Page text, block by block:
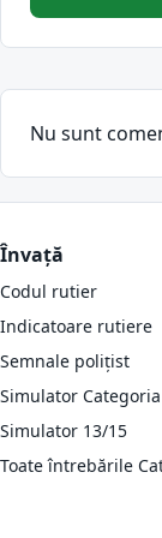
Nu sunt
Învață
Codul rutier
Indicatoare rutiere
Semnale polițist
Simulator
Simulator 13/15
Toate întrebările